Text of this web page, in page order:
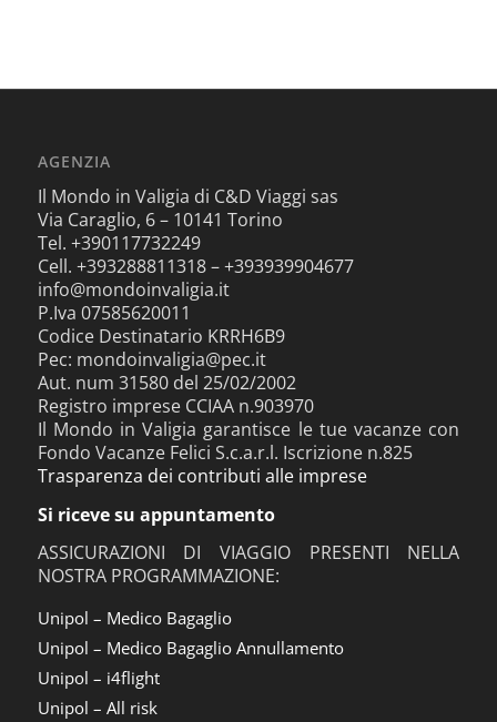
AGENZIA
Il Mondo in Valigia di C&D Viaggi sas
Via Caraglio, 6 – 10141 Torino
Tel. +390117732249
Cell. +393288811318 – +393939904677
info@mondoinvaligia.it
P.Iva 07585620011
Codice Destinatario KRRH6B9
Pec: mondoinvaligia@pec.it
Aut. num 31580 del 25/02/2002
Registro imprese CCIAA n.903970
Il Mondo in Valigia garantisce le tue vacanze con
Fondo Vacanze Felici S.c.a.r.l. Iscrizione n.825
Trasparenza dei contributi alle imprese
Si riceve su appuntamento
ASSICURAZIONI DI VIAGGIO PRESENTI NELLA
NOSTRA PROGRAMMAZIONE:
Unipol – Medico Bagaglio
Unipol – Medico Bagaglio Annullamento
Unipol – i4flight
Unipol – All risk